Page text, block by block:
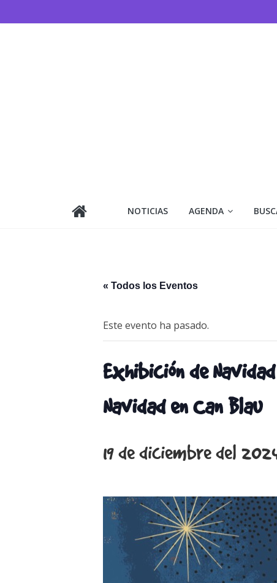
al
NOTICIAS AGENDA
« Todos los Eventos
Este evento ha pasado.
Exhibición de
Navidad en Can Blau
19 de diciembre del